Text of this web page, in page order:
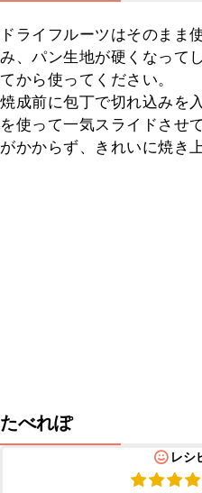
ドライフルーツはそのまま
み、パン生地が硬くなって
てから使ってください。
焼成前に包丁で切れ込みを
を使って一気スライドさせ
がかからず、きれいに焼き
たべれぽ
レシ